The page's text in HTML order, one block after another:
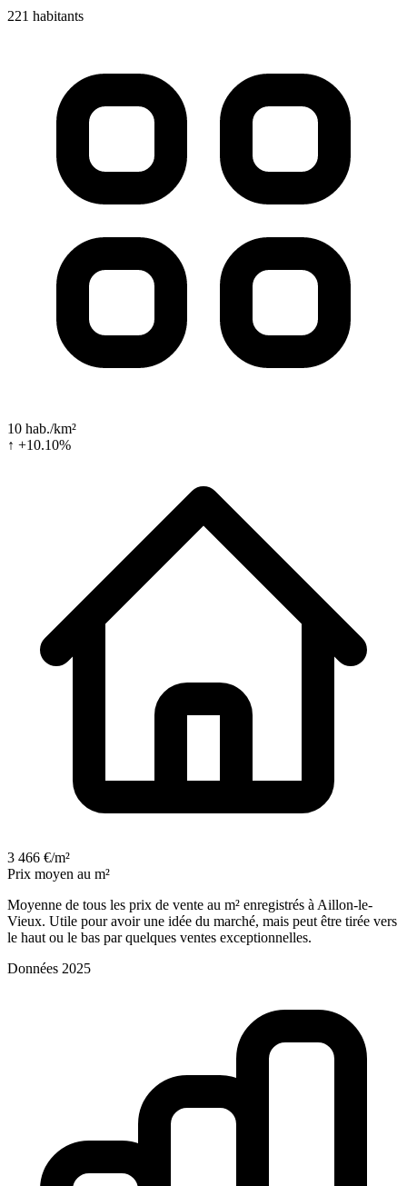
221 habitants
10 hab./km²
↑ +10.10%
3 466 €/m²
Prix moyen au m²
Moyenne de tous les prix de vente au m² enregistrés à Aillon-le-
Vieux. Utile pour avoir une idée du marché, mais peut être tirée vers
le haut ou le bas par quelques ventes exceptionnelles.
Données 2025